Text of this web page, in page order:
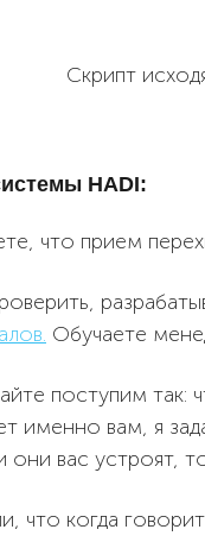
HADI:
что прием
Обучаете
поступим
именно вам, я
они вас устроят,
что когда